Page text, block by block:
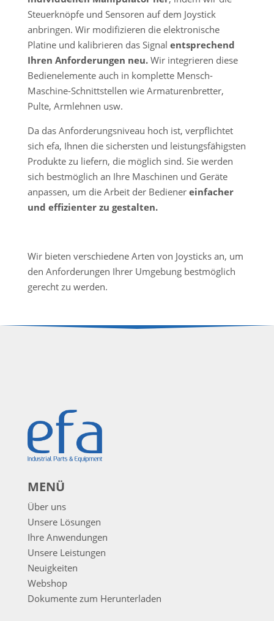
Steuerknöpfe und Sensoren auf dem Joystick
anbringen. Wir modifizieren die elektronische
Platine und kalibrieren das Signal entsprechend
Ihren Anforderungen neu.Wir integrieren diese
Bedienelemente auch in komplette Mensch-
Maschine-Schnittstellen wie Armaturenbretter,
Pulte, Armlehnen usw.
Da das Anforderungsniveau hoch ist, verpflichtet
sich efa, Ihnen die sichersten und leistungsfähigsten
Produkte zu liefern, die möglich sind. Sie werden
sich bestmöglich an Ihre Maschinen und Geräte
anpassen, um die Arbeit der Bediener einfacher
und effizienter zu gestalten.
Wir bieten verschiedene Arten von Joysticks an, um
den Anforderungen Ihrer Umgebung bestmöglich
gerecht zu werden.
MENÜ
Über uns
Unsere Lösungen
Ihre Anwendungen
Unsere Leistungen
Neuigkeiten
Webshop
Dokumente zum Herunterladen